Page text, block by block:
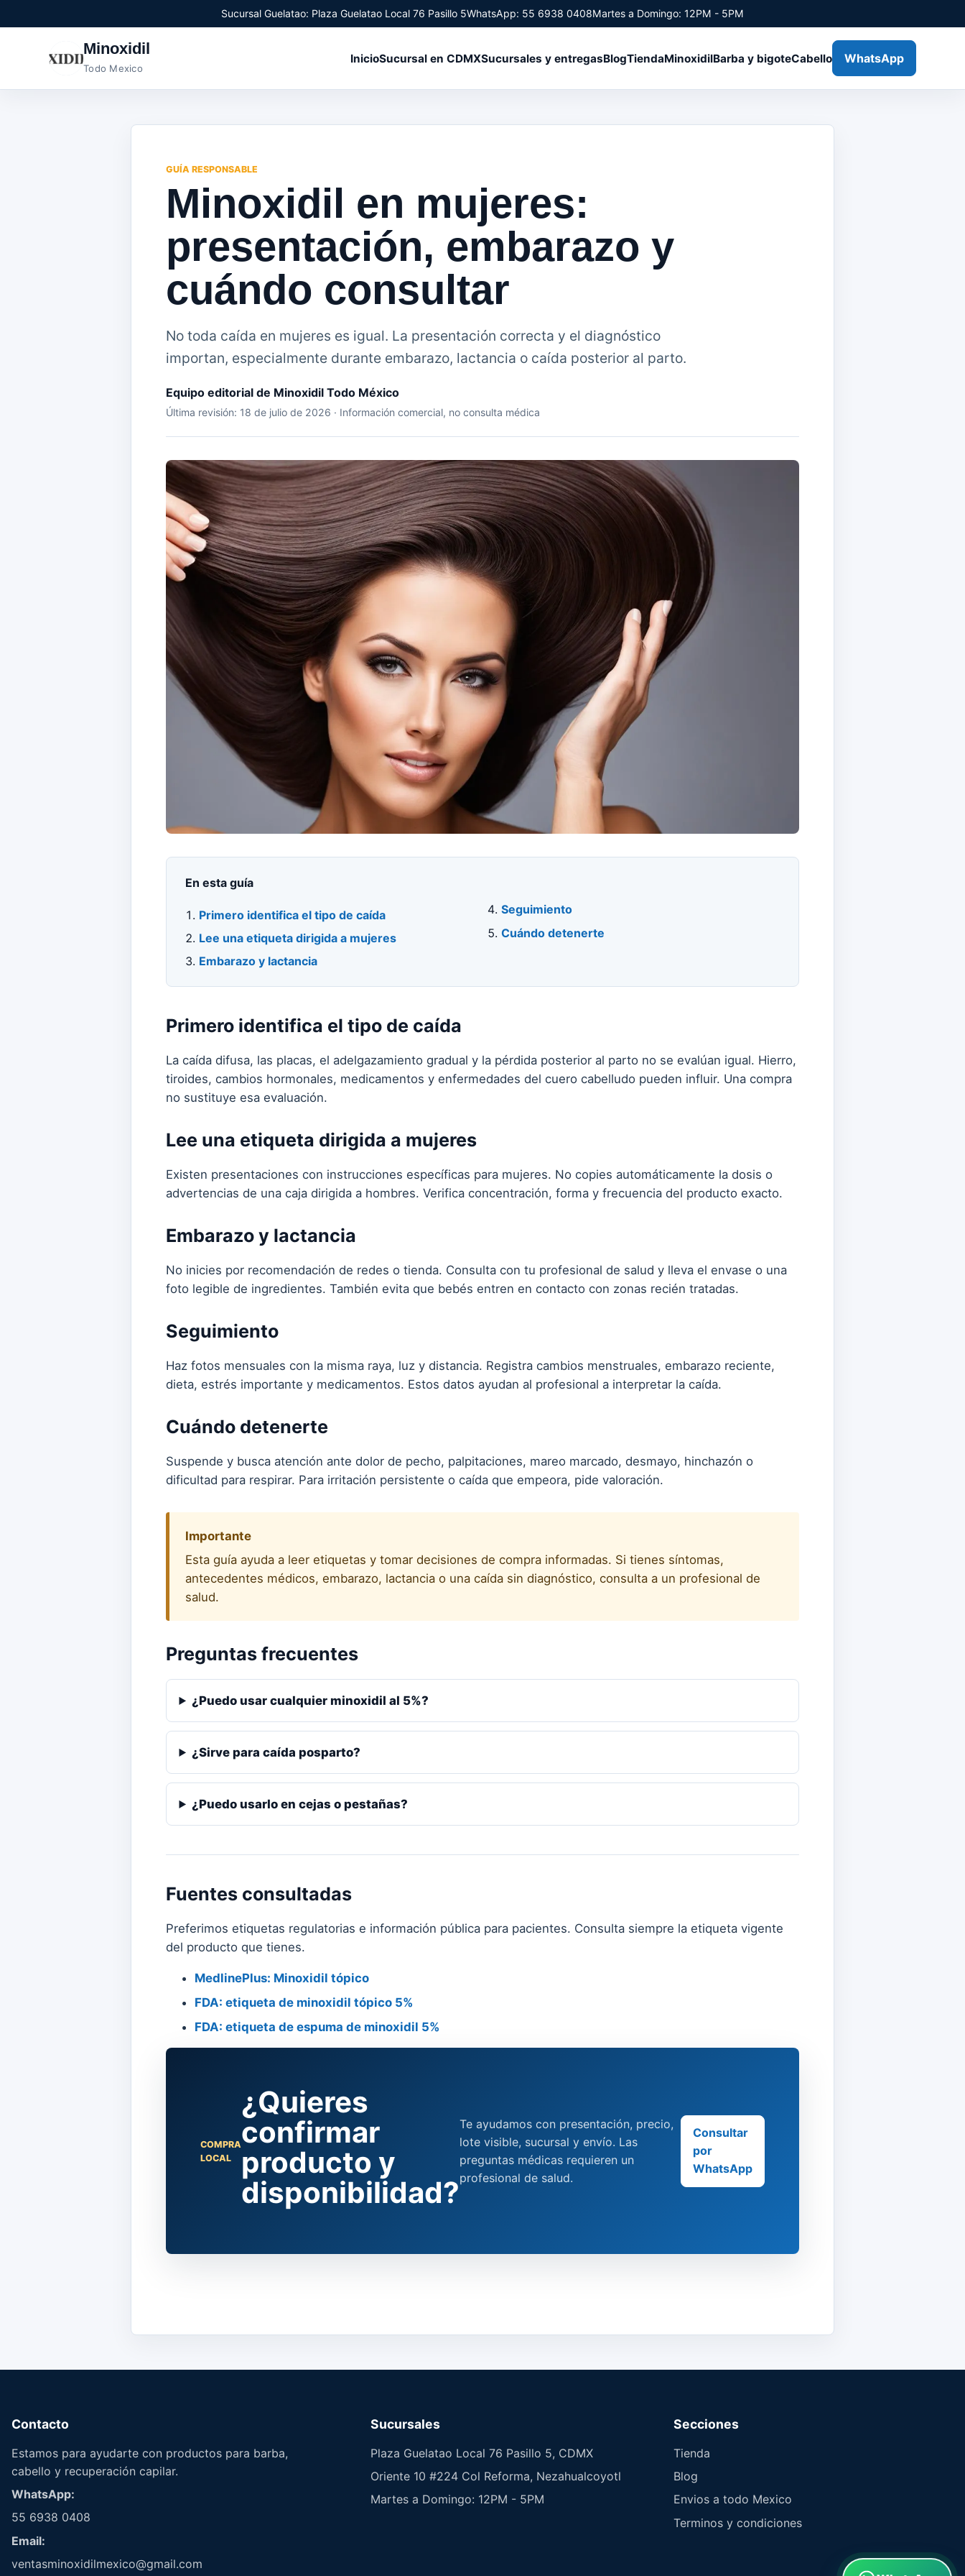
Sucursal Guelatao: Plaza Guelatao Local 76 Pasillo 5WhatsApp: 55 6938 0408Martes a Domingo: 12PM - 5PM
Minoxidil
Todo Mexico
InicioSucursal en CDMXSucursales y entregasBlogTiendaMinoxidilBarba y bigoteCabello WhatsApp
GUÍA RESPONSABLE
Minoxidil en mujeres:
presentación, embarazo y
cuándo consultar
No toda caída en mujeres es igual. La presentación correcta y el diagnóstico
importan, especialmente durante embarazo, lactancia o caída posterior al parto.
Equipo editorial de Minoxidil Todo México
Última revisión: 18 de julio de 2026 · Información comercial, no consulta médica
En esta guía
Primero identifica el tipo de caída
Lee una etiqueta dirigida a mujeres
Embarazo y lactancia
Seguimiento
Cuándo detenerte
Primero identifica el tipo de caída
La caída difusa, las placas, el adelgazamiento gradual y la pérdida posterior al parto no se evalúan igual. Hierro,
tiroides, cambios hormonales, medicamentos y enfermedades del cuero cabelludo pueden influir. Una compra
no sustituye esa evaluación.
Lee una etiqueta dirigida a mujeres
Existen presentaciones con instrucciones específicas para mujeres. No copies automáticamente la dosis o
advertencias de una caja dirigida a hombres. Verifica concentración, forma y frecuencia del producto exacto.
Embarazo y lactancia
No inicies por recomendación de redes o tienda. Consulta con tu profesional de salud y lleva el envase o una
foto legible de ingredientes. También evita que bebés entren en contacto con zonas recién tratadas.
Seguimiento
Haz fotos mensuales con la misma raya, luz y distancia. Registra cambios menstruales, embarazo reciente,
dieta, estrés importante y medicamentos. Estos datos ayudan al profesional a interpretar la caída.
Cuándo detenerte
Suspende y busca atención ante dolor de pecho, palpitaciones, mareo marcado, desmayo, hinchazón o
dificultad para respirar. Para irritación persistente o caída que empeora, pide valoración.
Importante
Esta guía ayuda a leer etiquetas y tomar decisiones de compra informadas. Si tienes síntomas,
antecedentes médicos, embarazo, lactancia o una caída sin diagnóstico, consulta a un profesional de
salud.
Preguntas frecuentes
¿Puedo usar cualquier minoxidil al 5%?
¿Sirve para caída posparto?
¿Puedo usarlo en cejas o pestañas?
Fuentes consultadas
Preferimos etiquetas regulatorias e información pública para pacientes. Consulta siempre la etiqueta vigente
del producto que tienes.
MedlinePlus: Minoxidil tópico
FDA: etiqueta de minoxidil tópico 5%
FDA: etiqueta de espuma de minoxidil 5%
COMPRA
LOCAL
¿Quieres
confirmar
producto y
disponibilidad?
Te ayudamos con presentación, precio,
lote visible, sucursal y envío. Las
preguntas médicas requieren un
profesional de salud.
Consultar
por
WhatsApp
Contacto
Estamos para ayudarte con productos para barba,
cabello y recuperación capilar.
WhatsApp:
55 6938 0408
Email:
ventasminoxidilmexico@gmail.com
Sucursales
Plaza Guelatao Local 76 Pasillo 5, CDMX
Oriente 10 #224 Col Reforma, Nezahualcoyotl
Martes a Domingo: 12PM - 5PM
Secciones
Tienda
Blog
Envios a todo Mexico
Terminos y condiciones